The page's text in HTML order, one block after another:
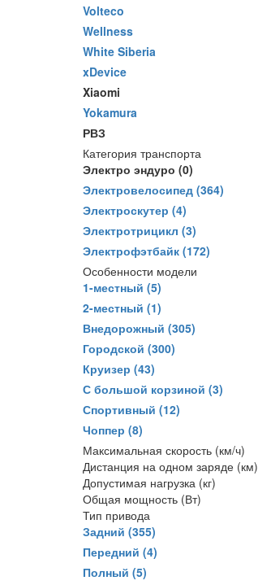
Volteco
Wellness
White Siberia
xDevice
Xiaomi
Yokamura
РВЗ
Категория транспорта
Электро эндуро (0)
Электровелосипед (364)
Электроскутер (4)
Электротрицикл (3)
Электрофэтбайк (172)
Особенности модели
1-местный (5)
2-местный (1)
Внедорожный (305)
Городской (300)
Круизер (43)
С большой корзиной (3)
Спортивный (12)
Чоппер (8)
Максимальная скорость (км/ч)
Дистанция на одном заряде (км)
Допустимая нагрузка (кг)
Общая мощность (Вт)
Тип привода
Задний (355)
Передний (4)
Полный (5)